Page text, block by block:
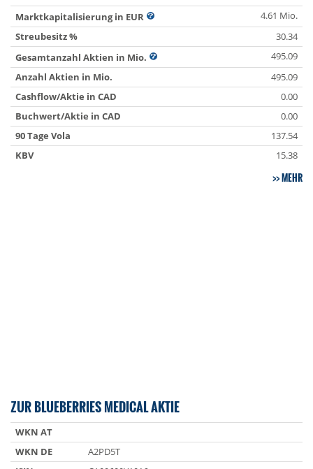
Marktkapitalisierung in EUR
4.61 Mio.
Streubesitz %
30.34
Gesamtanzahl Aktien in Mio.
495.09
Anzahl Aktien in Mio.
495.09
Cashflow/Aktie in CAD
0.00
Buchwert/Aktie in CAD
0.00
90 Tage Vola
137.54
KBV
15.38
MEHR
ZUR BLUEBERRIES MEDICAL AKTIE
WKN AT
WKN DE
A2PD5T